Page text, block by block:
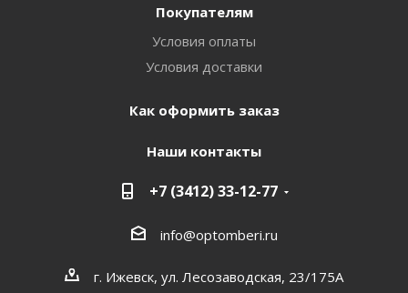
Покупателям
Условия оплаты
Условия доставки
Как оформить заказ
Наши контакты
+7 (3412) 33-12-77
info@optomberi.ru
г. Ижевск, ул. Лесозаводская, 23/175А